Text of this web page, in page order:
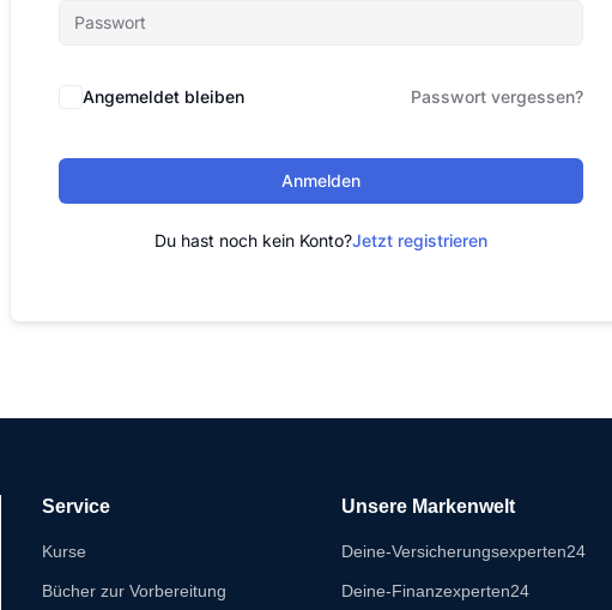
Angemeldet bleiben Passwort vergessen?
Anmelden
Du hast noch kein Konto?Jetzt registrieren
Service
Kurse
Bücher zur Vorbereitung
Unsere Markenwelt
Deine-Versicherungsexperten24
Deine-Finanzexperten24